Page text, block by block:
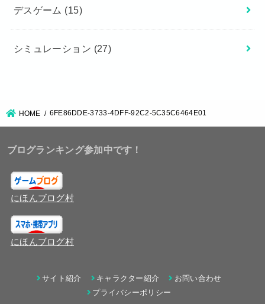
デスゲーム (15)
シミュレーション (27)
HOME 6FE86DDE-3733-4DFF-92C2-5C35C6464E01
ブログランキング参加中です！
にほんブログ村
にほんブログ村
サイト紹介 キャラクター紹介
お問い合わせ
プライバシーポリシー